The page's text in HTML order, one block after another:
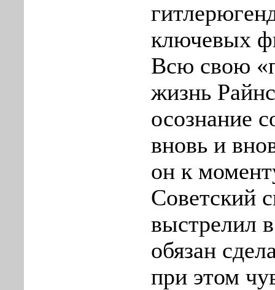
ключевых
Всю свою
жизнь
осознание
вновь и
он к
Советский
выстрелил
обязан
при этом